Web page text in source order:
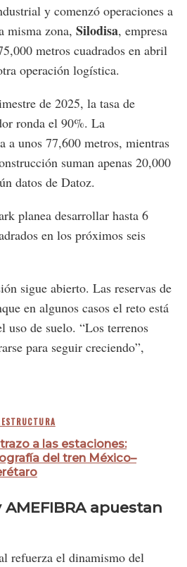
y comenzó operaciones a
misma zona, Silodisa, empresa
metros cuadrados en abril
operación logística.
de 2025, la tasa de
ronda el 90%. La
a unos 77,600 metros, mientras
suman apenas 20,000
datos de Datoz.
planea desarrollar hasta 6
en los próximos seis
sigue abierto. Las reservas de
en algunos casos el reto está
uso de suelo. “Los terrenos
para seguir creciendo”,
a las estaciones:
del tren México–
apuestan
refuerza el dinamismo del